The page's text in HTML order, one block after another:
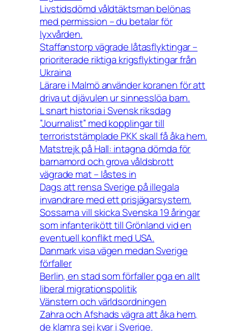
Livstidsdömd våldtäktsman belönas
med permission – du betalar för
lyxvården.
Staffanstorp vägrade låtasflyktingar –
prioriterade riktiga krigsflyktingar från
Ukraina
Lärare i Malmö använder koranen för att
driva ut djävulen ur sinnesslöa barn.
L snart historia i Svensk riksdag
”Journalist” med kopplingar till
terroriststämplade PKK skall få åka hem.
Matstrejk på Hall: intagna dömda för
barnamord och grova våldsbrott
vägrade mat – låstes in
Dags att rensa Sverige på illegala
invandrare med ett prisjägarsystem.
Sossarna vill skicka Svenska 19 åringar
som infanterikött till Grönland vid en
eventuell konflikt med USA.
Danmark visa vägen medan Sverige
förfaller
Berlin, en stad som förfaller pga en allt
liberal migrationspolitik
Vänstern och världsordningen
Zahra och Afshads vägra att åka hem,
de klamra sej kvar i Sverige.